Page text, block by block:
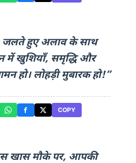
जलते हुए अलाव के साथ
खुशियाँ, समृद्धि और
हो। लोहड़ी मुबारक हो!”
COPY
खास मौके पर, आपकी